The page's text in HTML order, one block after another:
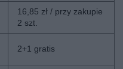
16,85 zł / przy zakupie
2 szt.
2+1 gratis